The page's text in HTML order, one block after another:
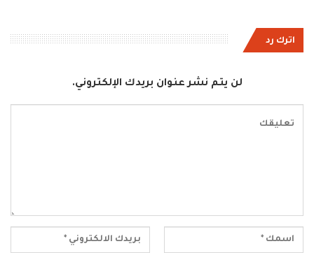
اترك رد
لن يتم نشر عنوان بريدك الإلكتروني.